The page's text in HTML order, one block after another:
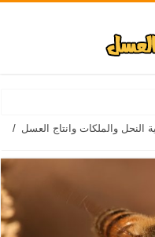
النحل والملكات وانتاج العسل /